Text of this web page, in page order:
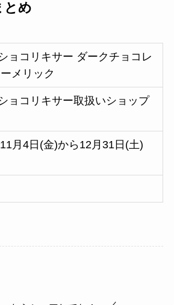
とめ
ョコリキサー ダークチョコレ
メリック
ョコリキサー取扱いショップ
月4日(金)から12月31日(土)